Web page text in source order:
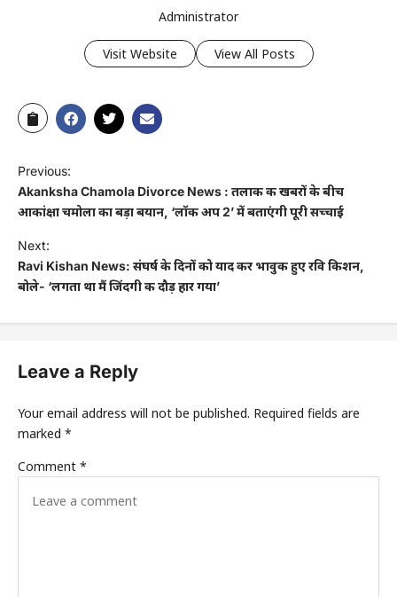
Administrator
Visit Website View All Posts
Previous:
Akanksha Chamola Divorce News : तलाक की खबरों के बीच
आकांक्षा चमोला का बड़ा बयान, ‘लॉक अप 2’ में बताएंगी पूरी सच्चाई
Next:
Ravi Kishan News: संघर्ष के दिनों को याद कर भावुक हुए रवि किशन,
बोले- ‘लगता था मैं जिंदगी की दौड़ हार गया’
Leave a Reply
Your email address will not be published. Required fields are
marked *
Comment *